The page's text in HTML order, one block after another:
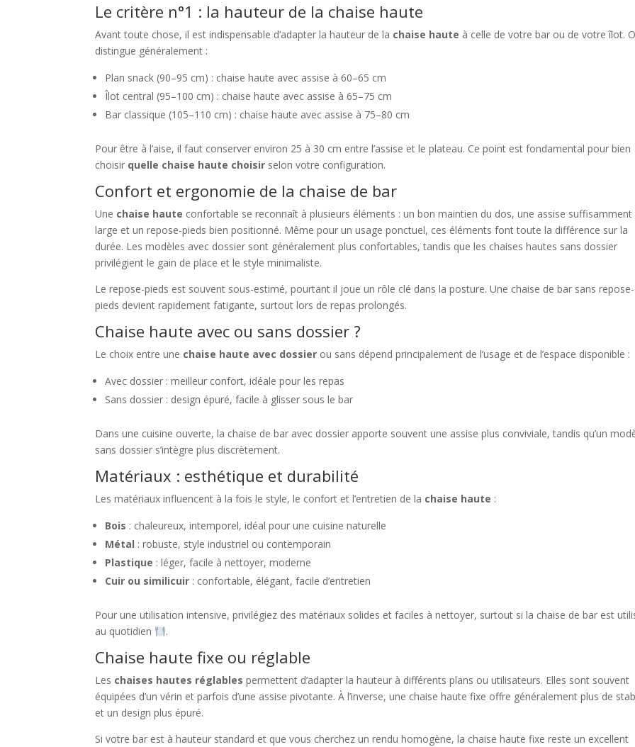
Le critère n°1 : la hauteur de la chaise haute
Avant toute chose, il est indispensable d’adapter la hauteur de la chaise haute à celle de votre bar ou de votre îlot.
distingue généralement :
Plan snack (90–95 cm) : chaise haute avec assise à 60–65 cm
Îlot central (95–100 cm) : chaise haute avec assise à 65–75 cm
Bar classique (105–110 cm) : chaise haute avec assise à 75–80 cm
Pour être à l’aise, il faut conserver environ 25 à 30 cm entre l’assise et le plateau. Ce point est fondamental pour bien
choisir quelle chaise haute choisir selon votre configuration.
Confort et ergonomie de la chaise de bar
Une chaise haute confortable se reconnaît à plusieurs éléments : un bon maintien du dos, une assise suffisamment
large et un repose-pieds bien positionné. Même pour un usage ponctuel, ces éléments font toute la différence sur la
durée. Les modèles avec dossier sont généralement plus confortables, tandis que les chaises hautes sans dossier
privilégient le gain de place et le style minimaliste.
Le repose-pieds est souvent sous-estimé, pourtant il joue un rôle clé dans la posture. Une chaise de bar sans repose-
pieds devient rapidement fatigante, surtout lors de repas prolongés.
Chaise haute avec ou sans dossier ?
Le choix entre une chaise haute avec dossier ou sans dépend principalement de l’usage et de l’espace disponible :
Avec dossier : meilleur confort, idéale pour les repas
Sans dossier : design épuré, facile à glisser sous le bar
Dans une cuisine ouverte, la chaise de bar avec dossier apporte souvent une assise plus conviviale, tandis qu’un
sans dossier s’intègre plus discrètement.
Matériaux : esthétique et durabilité
Les matériaux influencent à la fois le style, le confort et l’entretien de la chaise haute :
Bois : chaleureux, intemporel, idéal pour une cuisine naturelle
Métal : robuste, style industriel ou contemporain
Plastique : léger, facile à nettoyer, moderne
Cuir ou similicuir : confortable, élégant, facile d’entretien
Pour une utilisation intensive, privilégiez des matériaux solides et faciles à nettoyer, surtout si la chaise de bar est
au quotidien
.
Chaise haute fixe ou réglable
Les chaises hautes réglables permettent d’adapter la hauteur à différents plans ou utilisateurs. Elles sont souvent
équipées d’un vérin et parfois d’une assise pivotante. À l’inverse, une chaise haute fixe offre généralement plus de
et un design plus épuré.
Si votre bar est à hauteur standard et que vous cherchez un rendu homogène, la chaise haute fixe reste un excellent